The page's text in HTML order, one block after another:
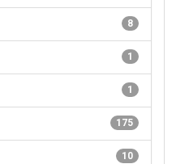
8
1
1
175
10